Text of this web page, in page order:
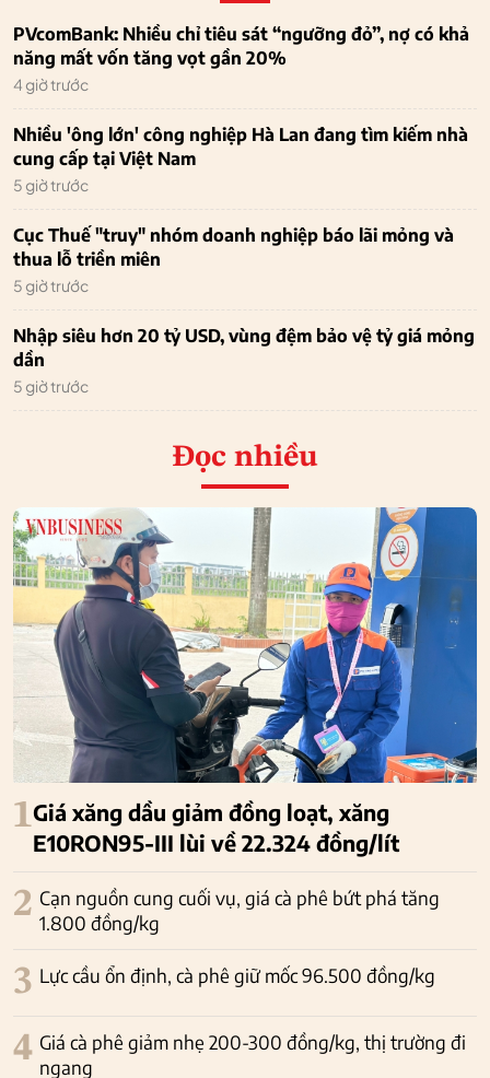
PVcomBank: Nhiều chỉ tiêu sát “ngưỡng đỏ”, nợ có khả
năng mất vốn tăng vọt gần 20%
4 giờ trước
Nhiều 'ông lớn' công nghiệp Hà Lan đang tìm kiếm nhà
cung cấp tại Việt Nam
5 giờ trước
Cục Thuế "truy" nhóm doanh nghiệp báo lãi mỏng và
thua lỗ triền miên
5 giờ trước
Nhập siêu hơn 20 tỷ USD, vùng đệm bảo vệ tỷ giá mỏng
dần
5 giờ trước
Đọc nhiều
1Giá xăng dầu giảm đồng loạt, xăng
E10RON95-III lùi về 22.324 đồng/lít
2 Cạn nguồn cung cuối vụ, giá cà phê bứt phá tăng
1.800 đồng/kg
3 Lực cầu ổn định, cà phê giữ mốc 96.500 đồng/kg
4 Giá cà phê giảm nhẹ 200-300 đồng/kg, thị trường đi
ngang